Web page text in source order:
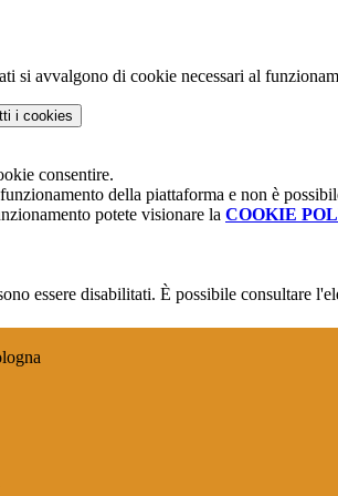
si avvalgono di cookie necessari al
i cookies
consentire.
della piattaforma e non è
potete visionare la COOKIE
essere disabilitati. È possibile consultare